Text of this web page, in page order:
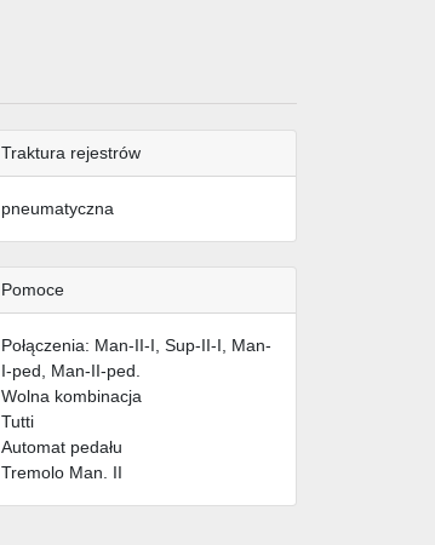
Traktura rejestrów
pneumatyczna
Pomoce
Połączenia: Man-II-I, Sup-II-I, Man-
I-ped, Man-II-ped.
Wolna kombinacja
Tutti
Automat pedału
Tremolo Man. II